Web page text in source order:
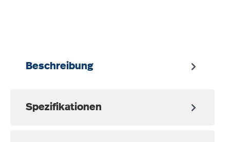
Beschreibung
Spezifikationen